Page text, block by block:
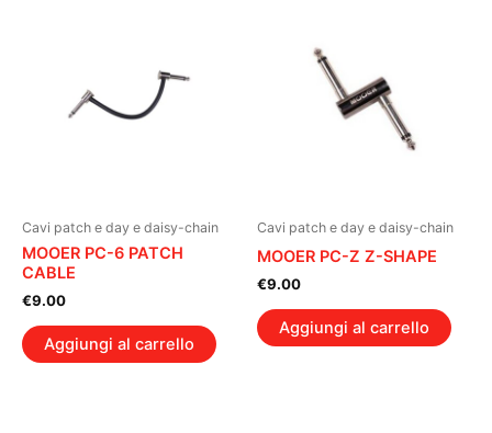
Cavi patch e day e daisy-chain
MOOER PC-6 PATCH
CABLE
€9.00
Aggiungi al carrello
Cavi patch e day e daisy-chain
MOOER PC-Z Z-SHAPE
€9.00
Aggiungi al carrello